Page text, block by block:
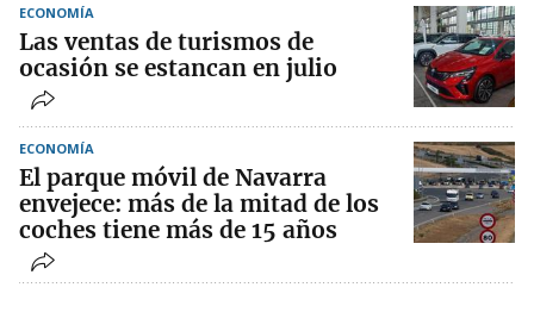
ECONOMÍA
Las ventas de turismos de
ocasión se estancan en julio
ECONOMÍA
El parque móvil de Navarra
envejece: más de la mitad de los
coches tiene más de 15 años